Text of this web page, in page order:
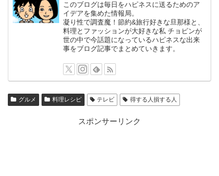
このブログは毎日をハピネスに送るためのア
イデアを集めた情報局。
凝り性で調査魔！節約&旅行好きな旦那様と、
料理とファッションが大好きな私 チョピンが
世の中で今話題になっているハピネスな出来
事をブログ記事でまとめていきます。
グルメ 料理レシピ テレビ 得する人損する人
スポンサーリンク